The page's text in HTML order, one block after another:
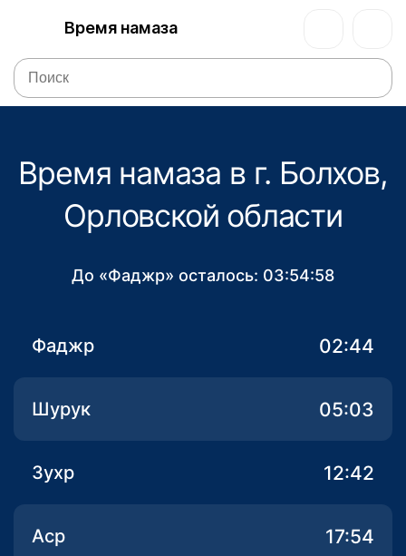
Время намаза
Время намаза в г. Болхов,
Орловской области
До «Фаджр» осталось: 03:54:58
Фаджр 02:44
Шурук 05:03
Зухр 12:42
Аср 17:54